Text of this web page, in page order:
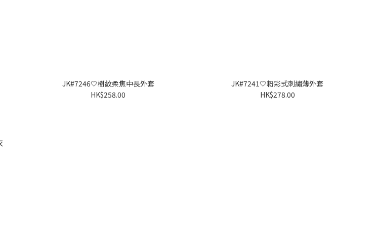
JK#7246🤍樹紋柔焦中長外套
HK$258.00
JK#7241🤍粉彩式刺繡薄外套
HK$278.00